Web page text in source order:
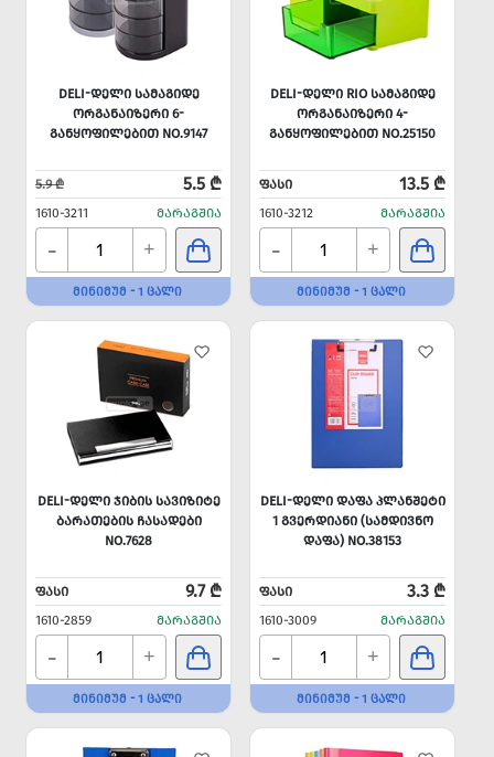
DELI-ᲓᲔᲚᲘ ᲡᲐᲛᲐᲒᲘᲓᲔ
ᲝᲠᲒᲐᲜᲐᲘᲖᲔᲠᲘ 6-
ᲒᲐᲜᲧᲝᲤᲘᲚᲔᲑᲘᲗ NO.9147
5.9 ₾ 5.5 ₾
1610-3211 ᲛᲐᲠᲐᲒᲨᲘᲐ
- +
ᲛᲘᲜᲘᲛᲣᲛ - 1 ᲪᲐᲚᲘ
DELI-ᲓᲔᲚᲘ RIO ᲡᲐᲛᲐᲒᲘᲓᲔ
ᲝᲠᲒᲐᲜᲐᲘᲖᲔᲠᲘ 4-
ᲒᲐᲜᲧᲝᲤᲘᲚᲔᲑᲘᲗ NO.25150
ᲤᲐᲡᲘ 13.5 ₾
1610-3212 ᲛᲐᲠᲐᲒᲨᲘᲐ
- +
ᲛᲘᲜᲘᲛᲣᲛ - 1 ᲪᲐᲚᲘ
DELI-ᲓᲔᲚᲘ ᲯᲘᲑᲘᲡ ᲡᲐᲕᲘᲖᲘᲢᲔ
ᲑᲐᲠᲐᲗᲔᲑᲘᲡ ᲩᲐᲡᲐᲓᲔᲑᲘ
NO.7628
ᲤᲐᲡᲘ 9.7 ₾
1610-2859 ᲛᲐᲠᲐᲒᲨᲘᲐ
- +
ᲛᲘᲜᲘᲛᲣᲛ - 1 ᲪᲐᲚᲘ
DELI-ᲓᲔᲚᲘ ᲓᲐᲤᲐ ᲞᲚᲐᲜᲨᲔᲢᲘ
1 ᲒᲕᲔᲠᲓᲘᲐᲜᲘ (ᲡᲐᲛᲓᲘᲕᲜᲝ
ᲓᲐᲤᲐ) NO.38153
ᲤᲐᲡᲘ 3.3 ₾
1610-3009 ᲛᲐᲠᲐᲒᲨᲘᲐ
- +
ᲛᲘᲜᲘᲛᲣᲛ - 1 ᲪᲐᲚᲘ